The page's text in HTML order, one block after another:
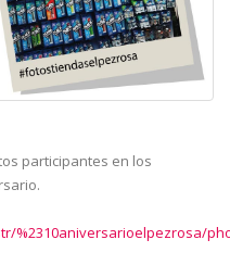
participantes en los
%2310aniversarioelpezrosa/